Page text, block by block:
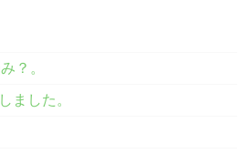
？。
ました。